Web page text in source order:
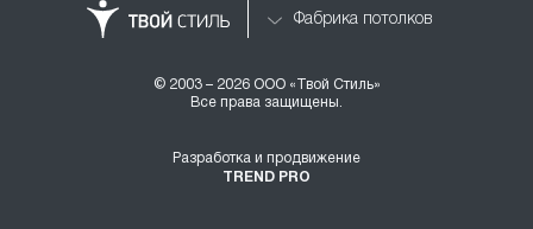
Фабрика потолков
© 2003 – 2026 ООО «Твой Стиль»
Все права защищены.
Разработка и продвижение
TREND PRO